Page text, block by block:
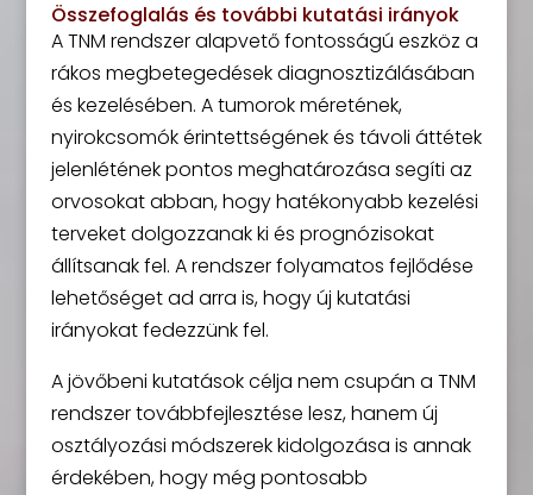
Összefoglalás és további kutatási irányok
A TNM rendszer alapvető fontosságú eszköz a
rákos megbetegedések diagnosztizálásában
és kezelésében. A tumorok méretének,
nyirokcsomók érintettségének és távoli áttétek
jelenlétének pontos meghatározása segíti az
orvosokat abban, hogy hatékonyabb kezelési
terveket dolgozzanak ki és prognózisokat
állítsanak fel. A rendszer folyamatos fejlődése
lehetőséget ad arra is, hogy új kutatási
irányokat fedezzünk fel.
A jövőbeni kutatások célja nem csupán a TNM
rendszer továbbfejlesztése lesz, hanem új
osztályozási módszerek kidolgozása is annak
érdekében, hogy még pontosabb